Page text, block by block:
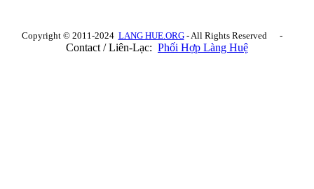
Copyright © 2011-2024 LANG HUE.ORG- All Rights Reserved -
Contact / Liên-Lạc: Phối Hợp Làng Huệ